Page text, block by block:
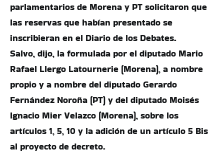
parlamentarios de Morena y PT solicitaron que
las reservas que habían presentado se
inscribieran en el Diario de los Debates.
Salvo, dijo, la formulada por el diputado Mario
Rafael Llergo Latournerie (Morena), a nombre
propio y a nombre del diputado Gerardo
Fernández Noroña (PT) y del diputado Moisés
Ignacio Mier Velazco (Morena), sobre los
artículos 1, 5, 10 y la adición de un artículo 5 Bis
al proyecto de decreto.